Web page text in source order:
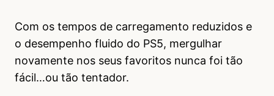
Com os tempos de carregamento reduzidos e
o desempenho fluido do PS5, mergulhar
novamente nos seus favoritos nunca foi tão
fácil…ou tão tentador.